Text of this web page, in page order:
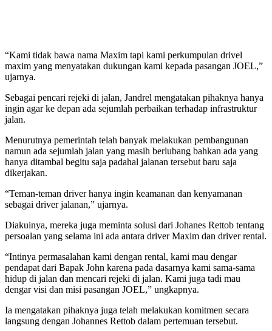
“Kami tidak bawa nama Maxim tapi kami perkumpulan drivel
maxim yang menyatakan dukungan kami kepada pasangan JOEL,”
ujarnya.
Sebagai pencari rejeki di jalan, Jandrel mengatakan pihaknya hanya
ingin agar ke depan ada sejumlah perbaikan terhadap infrastruktur
jalan.
Menurutnya pemerintah telah banyak melakukan pembangunan
namun ada sejumlah jalan yang masih berlubang bahkan ada yang
hanya ditambal begitu saja padahal jalanan tersebut baru saja
dikerjakan.
“Teman-teman driver hanya ingin keamanan dan kenyamanan
sebagai driver jalanan,” ujarnya.
Diakuinya, mereka juga meminta solusi dari Johanes Rettob tentang
persoalan yang selama ini ada antara driver Maxim dan driver rental.
“Intinya permasalahan kami dengan rental, kami mau dengar
pendapat dari Bapak John karena pada dasarnya kami sama-sama
hidup di jalan dan mencari rejeki di jalan. Kami juga tadi mau
dengar visi dan misi pasangan JOEL,” ungkapnya.
Ia mengatakan pihaknya juga telah melakukan komitmen secara
langsung dengan Johannes Rettob dalam pertemuan tersebut.